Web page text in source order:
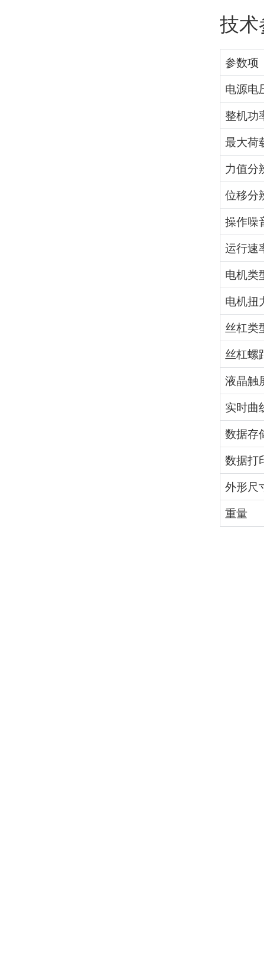
技术
参数项
电源电
整机功
最大荷
力值分
位移分
操作噪
运行速
电机类
电机扭
丝杠类
丝杠螺
液晶触
实时曲
数据存
数据打
外形尺
重量